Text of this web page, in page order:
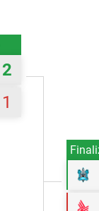
2
1